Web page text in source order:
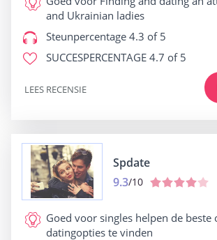
and Ukrainian ladies
Steunpercentage 4.3 of 5
SUCCESPERCENTAGE 4.7 of 5
LEES RECENSIE
Spdate
9.3/10
Goed voor singles helpen de beste
datingopties te vinden